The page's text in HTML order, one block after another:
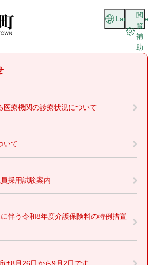
閲
覧
補
助
Language
医療機関の診療状況について
いて
採用試験案内
伴う令和8年度介護保険料の特例措置